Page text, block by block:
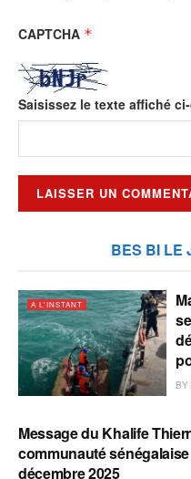
CAPTCHA *
Saisissez le texte affiché
BES BI LE
A L'INSTANT
BY
A L'INSTANT
Message du Khalife
communauté
décembre 2025